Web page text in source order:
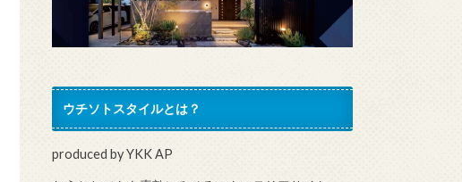
ウチソトスタイルとは？
produced by YKK AP